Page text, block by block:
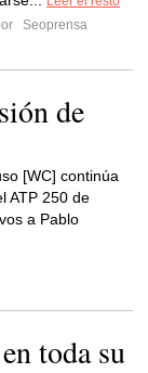
Seoprensa
de
[WC] continúa
ATP 250 de
a Pablo
toda su